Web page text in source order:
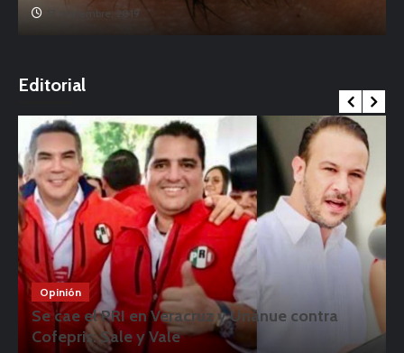
17 noviembre, 2019
Editorial
Opinión
Se cae el PRI en Veracruz y Unánue contra
Cofepris: Sale y Vale